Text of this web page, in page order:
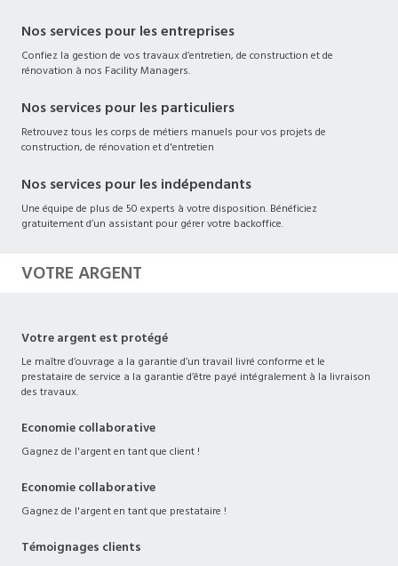
Nos services pour les entreprises
Confiez la gestion de vos travaux d’entretien, de construction et de
rénovation à nos Facility Managers.
Nos services pour les particuliers
Retrouvez tous les corps de métiers manuels pour vos projets de
construction, de rénovation et d'entretien
Nos services pour les indépendants
Une équipe de plus de 50 experts à votre disposition. Bénéficiez
gratuitement d’un assistant pour gérer votre backoffice.
VOTRE ARGENT
Votre argent est protégé
Le maître d’ouvrage a la garantie d’un travail livré conforme et le
prestataire de service a la garantie d’être payé intégralement à la livraison
des travaux.
Economie collaborative
Gagnez de l'argent en tant que client !
Economie collaborative
Gagnez de l'argent en tant que prestataire !
Témoignages clients